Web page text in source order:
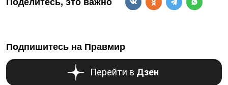
Подпишитесь на Правмир
Перейти в Дзен